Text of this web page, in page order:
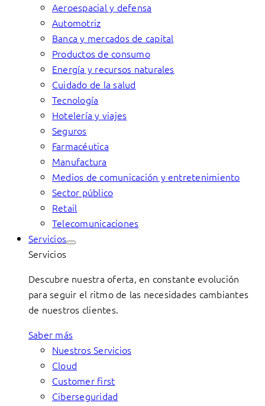
Aeroespacial y defensa
Automotriz
Banca y mercados de capital
Productos de consumo
Energía y recursos naturales
Cuidado de la salud
Tecnología
Hotelería y viajes
Seguros
Farmacéutica
Manufactura
Medios de comunicación y entretenimiento
Sector público
Retail
Telecomunicaciones
Servicios
Servicios
Descubre nuestra oferta, en constante evolución
para seguir el ritmo de las necesidades cambiantes
de nuestros clientes.
Saber más
Nuestros Servicios
Cloud
Customer first
Ciberseguridad